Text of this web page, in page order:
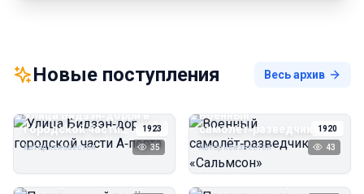
Новые поступления Весь архив
1923
Улица Бидзэн‑дорри в
городской части
А‑порта
Автор неизвестен 35
1920
Военный
самолёт‑разведчик
«Сальмсон»
Автор неизвестен 43
Прогулка русских